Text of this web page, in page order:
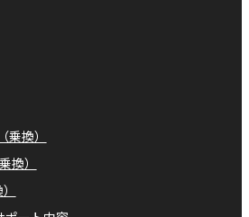
換）
換）